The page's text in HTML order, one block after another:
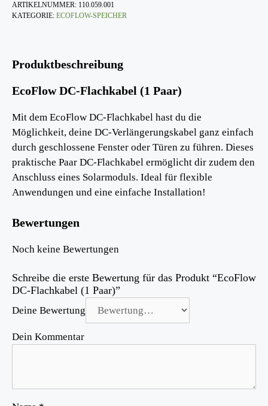
ARTIKELNUMMER: 110.059.001
KATEGORIE: ECOFLOW-SPEICHER
Produktbeschreibung
EcoFlow DC-Flachkabel (1 Paar)
Mit dem EcoFlow DC-Flachkabel hast du die
Möglichkeit, deine DC-Verlängerungskabel ganz einfach
durch geschlossene Fenster oder Türen zu führen. Dieses
praktische Paar DC-Flachkabel ermöglicht dir zudem den
Anschluss eines Solarmoduls. Ideal für flexible
Anwendungen und eine einfache Installation!
Bewertungen
Noch keine Bewertungen
Schreibe die erste Bewertung für das Produkt “EcoFlow
DC-Flachkabel (1 Paar)”
Deine Bewertung
Dein Kommentar